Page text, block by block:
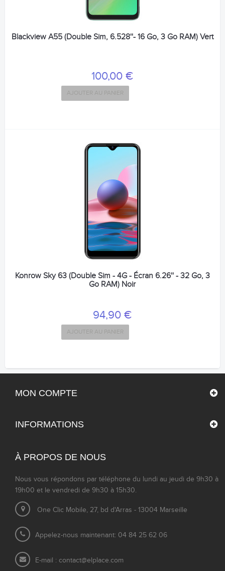
Blackview A55 (Double Sim, 6.528''- 16 Go, 3 Go RAM) Vert
100,00 €
AJOUTER AU PANIER
Konrow Sky 63 (Double Sim - 4G - Écran 6.26'' - 32 Go, 3
Go RAM) Noir
94,90 €
AJOUTER AU PANIER
MON COMPTE
INFORMATIONS
À PROPOS DE NOUS
Nous vous répondons par téléphone du lundi au jeudi de 9h30 à
19h00 et le vendredi de 9h30 à 15h30.
One Clic Mobile, 27, bd d'Arras - 13004 Marseille
Appelez-nous maintenant: 04 84 25 62 06
E-mail : contact@elplace.com